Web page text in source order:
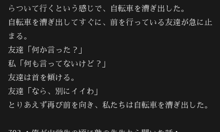
らついて行くという感じで、自転車を漕ぎ出した。
自転車を漕ぎ出してすぐに、前を行っている友達が急に止
まる。
友達「何か言った？」
私「何も言ってないけど？」
友達は首を傾ける。
友達「なら、別にイイわ」
とりあえず再び前を向き、私たちは自転車を漕ぎ出した。